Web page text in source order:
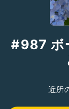
#987 ボ
近所